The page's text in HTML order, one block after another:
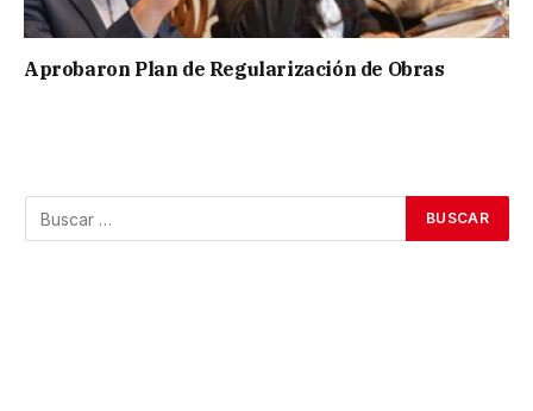
Aprobaron Plan de Regularización de Obras